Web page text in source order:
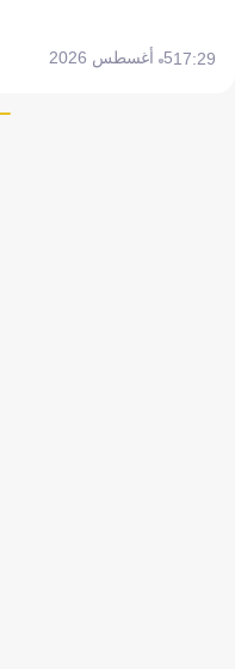
17:295 أغسطس 2026